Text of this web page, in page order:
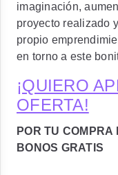
imaginación,
proyecto realizado
propio
en torno a este
¡QUIERO
OFERTA!
POR TU
BONOS GRATIS